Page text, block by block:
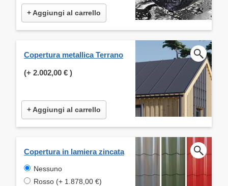
+ Aggiungi al carrello
Copertura metallica Terrano
(+ 2.002,00 € )
+ Aggiungi al carrello
Copertura in lamiera zincata
Nessuno
Rosso (+ 1.878,00 €)